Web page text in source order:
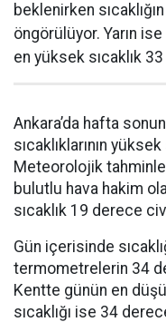
beklenirken
öngörülüyor. Yarın
en yüksek sıcaklık
Ankara’da hafta
sıcaklıklarının
Meteorolojik
bulutlu hava hakim
sıcaklık 19 derece
Gün içerisinde
termometrelerin 34
Kentte günün en
sıcaklığı ise 34